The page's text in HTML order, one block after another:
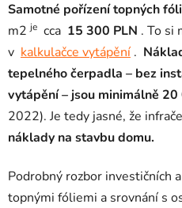
Samotné pořízení topných
m2 je cca 15 300 PLN . To si
v kalkulačce vytápění .
tepelného čerpadla – bez
vytápění – jsou minimálně 20
2022). Je tedy jasné, že
náklady na stavbu domu.
Podrobný rozbor investičních
topnými fóliemi a srovnání s